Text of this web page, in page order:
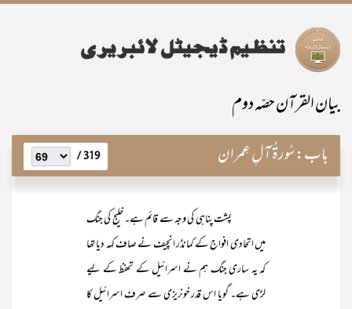
بیان القرآن حصّہ دوم
باب:سُورۃُ آلِ عِمران 319 /
پشت پناہی کی وجہ سے قائم ہے۔ خلیج کی جنگ
میں اتحادی افواج کے کمانڈر انچیف نے صاف کہہ دیا تھا
کہ یہ ساری جنگ ہم نے اسرائیل کے تحفظ کے لیے
لڑی ہے۔ گویا اس قدر خونریزی سے صرف اسرائیل کا